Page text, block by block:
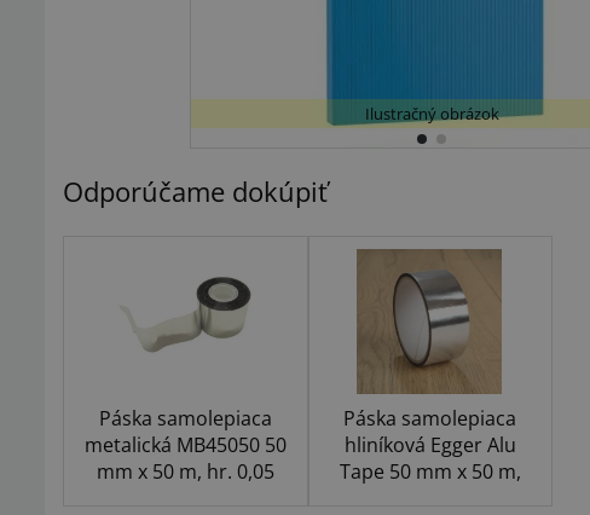
Ilustračný obrázok
Odporúčame dokúpiť
Páska samolepiaca
metalická MB45050 50
mm x 50 m, hr. 0,05
Páska samolepiaca
hliníková Egger Alu
Tape 50 mm x 50 m,